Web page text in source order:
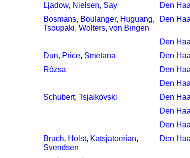
Ljadow, Nielsen, Say
Den
Bosmans, Boulanger, Huguang,
Tsoupaki, Wolters, von Bingen
Den
Den
Dun, Price, Smetana
Den
Rózsa
Den
Den
Schubert, Tsjaikovski
Den
Den
Den
Bruch, Holst, Katsjatoerian,
Svendsen
Den